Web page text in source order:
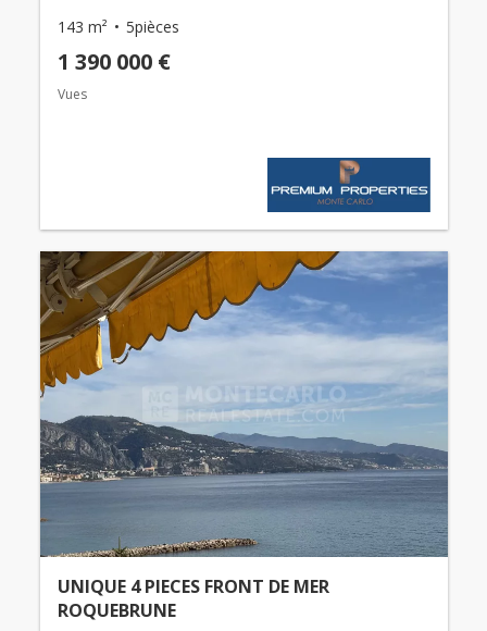
143 m² 5pièces
1 390 000 €
Vues
UNIQUE 4 PIECES FRONT DE MER
ROQUEBRUNE